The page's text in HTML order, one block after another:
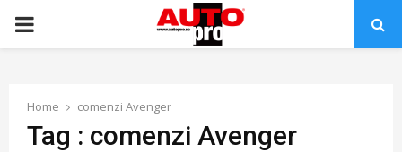
PRIMARY
Home comenzi Avenger
Tag : comenzi Avenger